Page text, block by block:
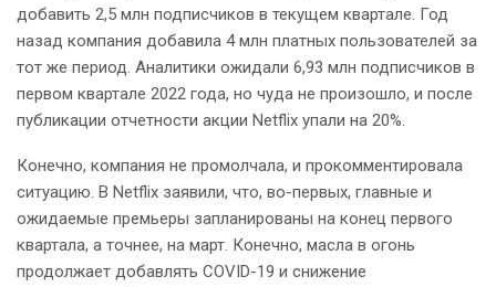
добавить 2,5 млн подписчиков в текущем квартале. Год
назад компания добавила 4 млн платных пользователей за
тот же период. Аналитики ожидали 6,93 млн подписчиков в
первом квартале 2022 года, но чуда не произошло, и после
публикации отчетности акции Netflix упали на 20%.
Конечно, компания не промолчала, и прокомментировала
ситуацию. В Netflix заявили, что, во-первых, главные и
ожидаемые премьеры запланированы на конец первого
квартала, а точнее, на март. Конечно, масла в огонь
продолжает добавлять COVID-19 и снижение